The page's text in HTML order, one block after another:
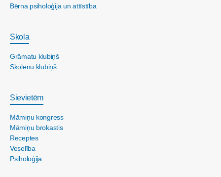
Bērna psiholoģija un attīstība
Skola
Grāmatu klubiņš
Skolēnu klubiņš
Sievietēm
Māmiņu kongress
Māmiņu brokastis
Receptes
Veselība
Psiholoģija